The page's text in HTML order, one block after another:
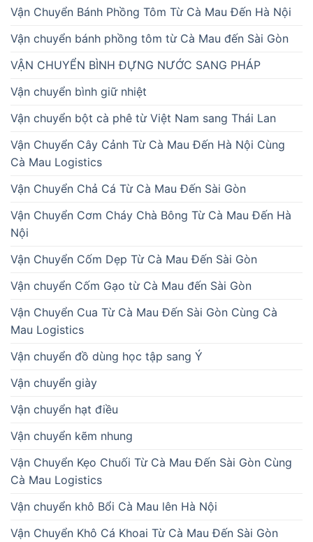
Vận Chuyển Bánh Phồng Tôm Từ Cà Mau Đến Hà Nội
Vận chuyển bánh phồng tôm từ Cà Mau đến Sài Gòn
VẬN CHUYỂN BÌNH ĐỰNG NƯỚC SANG PHÁP
Vận chuyển bình giữ nhiệt
Vận chuyển bột cà phê từ Việt Nam sang Thái Lan
Vận Chuyển Cây Cảnh Từ Cà Mau Đến Hà Nội Cùng
Cà Mau Logistics
Vận Chuyển Chả Cá Từ Cà Mau Đến Sài Gòn
Vận Chuyển Cơm Cháy Chà Bông Từ Cà Mau Đến Hà
Nội
Vận Chuyển Cốm Dẹp Từ Cà Mau Đến Sài Gòn
Vận chuyển Cốm Gạo từ Cà Mau đến Sài Gòn
Vận Chuyển Cua Từ Cà Mau Đến Sài Gòn Cùng Cà
Mau Logistics
Vận chuyển đồ dùng học tập sang Ý
Vận chuyển giày
Vận chuyển hạt điều
Vận chuyển kẽm nhung
Vận Chuyển Kẹo Chuối Từ Cà Mau Đến Sài Gòn Cùng
Cà Mau Logistics
Vận chuyển khô Bổi Cà Mau lên Hà Nội
Vận Chuyển Khô Cá Khoai Từ Cà Mau Đến Sài Gòn